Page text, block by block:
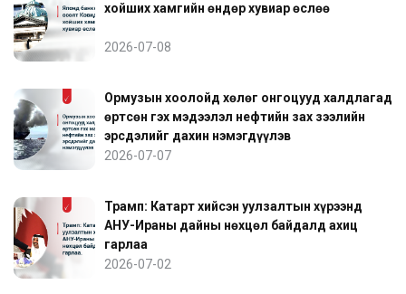
хойших хамгийн өндөр хувиар өслөө
2026-07-08
Ормузын хоолойд хөлөг онгоцууд халдлагад
өртсөн гэх мэдээлэл нефтийн зах зээлийн
эрсдэлийг дахин нэмэгдүүлэв
2026-07-07
Трамп: Катарт хийсэн уулзалтын хүрээнд
АНУ-Ираны дайны нөхцөл байдалд ахиц
гарлаа
2026-07-02